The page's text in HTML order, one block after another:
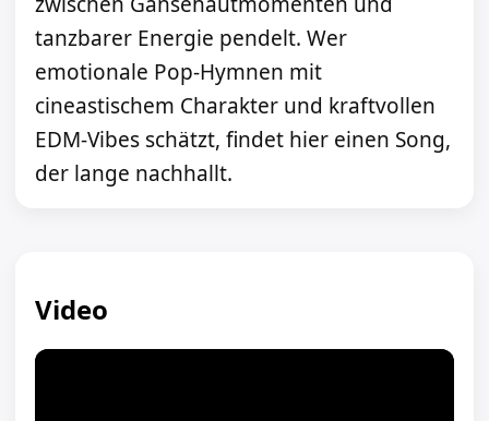
tanzbarer Energie pendelt. Wer
emotionale Pop-Hymnen mit
cineastischem Charakter und kraftvollen
EDM-Vibes schätzt, findet hier einen Song,
der lange nachhallt.
Video